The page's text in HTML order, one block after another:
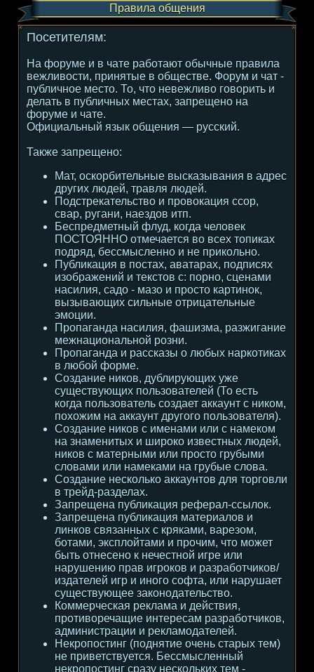
Правила общения
Посетителям:
На форуме и в чате работают обычные правила
вежливости, принятые в обществе. Форум и чат -
публичное место. То, что невежливо говорить и
делать в публичных местах, запрещено на
форуме и чате.
Официальный язык общения — русский.
Также запрещено:
Мат, оскорбительные высказывания в адрес
других людей, травля людей.
Подстрекательство и провокация ссор,
свар, ругани, наездов итп.
Беспредметный флуд, когда человек
ПОСТОЯННО отмечается во всех топиках
подряд, бессмысленно и не прикольно.
Публикация в постах, аватарах, подписях
изображений и текстов с: порно, сценами
насилия, садо - мазо и просто картинок,
вызывающих сильные отрицательные
эмоции.
Пропаганда насилия, фашизма, разжигание
межнациональной розни.
Пропаганда и рассказы о любых наркотиках
в любой форме.
Создание ников, дублирующих уже
существующих пользователей (То есть
когда пользователь создает аккаунт с ником,
похожим на аккаунт другого пользователя).
Создание ников с именами или с намеком
на знаменитых и широко известных людей,
ников с матерными или просто грубыми
словами или намеками на грубые слова.
Создание несколько аккаунтов для торговли
в трейд-разделах.
Запрещена публикация реферал-ссылок.
Запрещена публикация материалов и
линков связанных с кряками, варезом,
ботами, эксплойтами и прочим, что может
быть отнесено к нечестной игре или
нарушению прав игроков и разработчиков/
издателей игр и иного софта, или нарушает
существующее законодательство.
Коммерческая реклама и действия,
противоречащие интересам разработчиков,
администрации и рекламодателей.
Некропостинг (поднятие очень старых тем)
не приветствуется. Бессмысленный
некропостинг сразу нескольких тем -